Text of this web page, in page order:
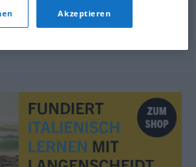
Akzeptieren